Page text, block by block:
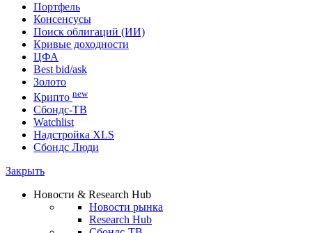
Портфель
Консенсусы
Поиск облигаций (ИИ)
Кривые доходности
ЦФА
Best bid/ask
Золото
Крипто new
Сбондс-ТВ
Watchlist
Надстройка XLS
Сбондс Люди
Закрыть
Новости & Research Hub
Новости рынка
Research Hub